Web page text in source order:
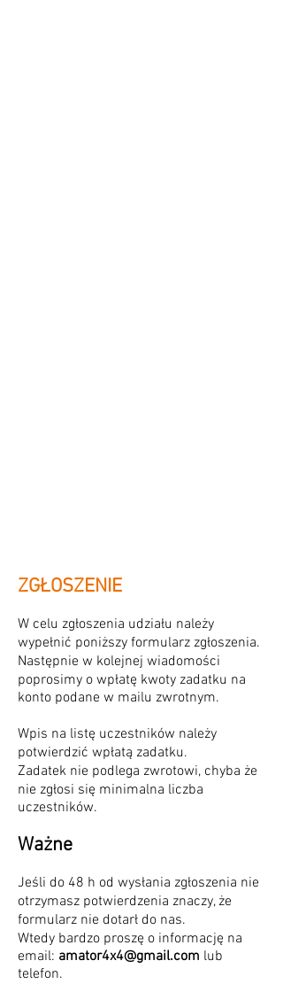
ZGŁOSZENIE
W celu zgłoszenia udziału należy
wypełnić poniższy formularz zgłoszenia.
Następnie w kolejnej wiadomości
poprosimy o wpłatę kwoty zadatku na
konto podane w mailu zwrotnym.
Wpis na listę uczestników należy
potwierdzić wpłatą zadatku.
Zadatek nie podlega zwrotowi, chyba że
nie zgłosi się minimalna liczba
uczestników.
Ważne
Jeśli do 48 h od wysłania zgłoszenia nie
otrzymasz potwierdzenia znaczy, że
formularz nie dotarł do nas.
Wtedy bardzo proszę o informację na
email: amator4x4@gmail.com lub
telefon.